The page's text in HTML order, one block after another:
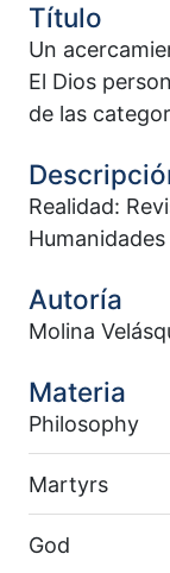
Título
Un
El Dios
de las
Realidad:
Autoría
Molina
Materia
Philosophy
Martyrs
God